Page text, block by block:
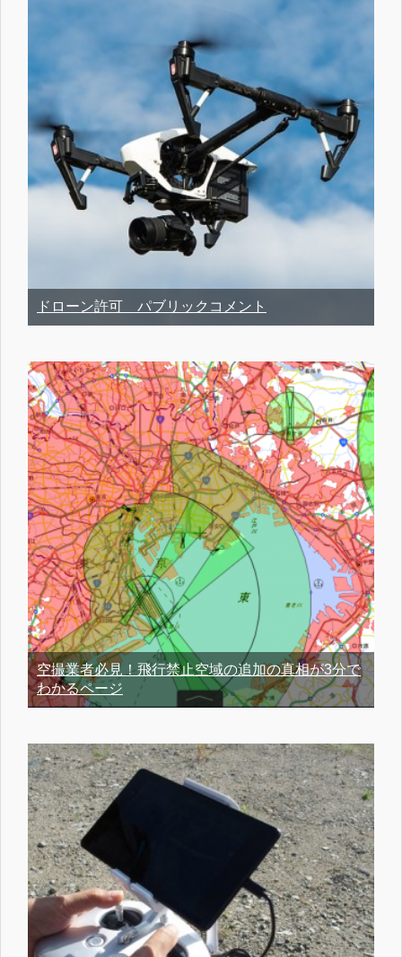
ドローン許可 パブリックコメント
空撮業者必見！飛行禁止空域の追加の真相が3分で
わかるページ